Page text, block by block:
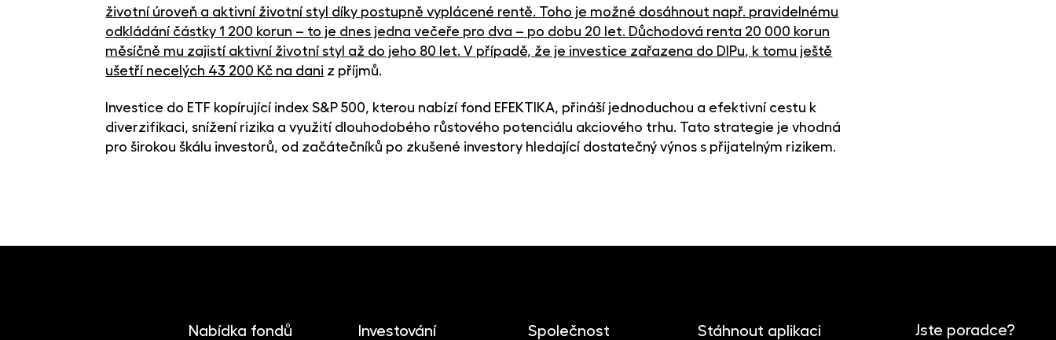
životní úroveň a aktivní životní styl díky postupně vyplácené rentě. Toho je možné dosáhnout např. pravidelnému
odkládání částky 1 200 korun – to je dnes jedna večeře pro dva – po dobu 20 let. Důchodová renta 20 000 korun
měsíčně mu zajistí aktivní životní styl až do jeho 80 let. V případě, že je investice zařazena do DIPu, k tomu ještě
ušetří necelých 43 200 Kč na dani z příjmů.
Investice do ETF kopírující index S&P 500, kterou nabízí fond EFEKTIKA, přináší jednoduchou a efektivní cestu k
diverzifikaci, snížení rizika a využití dlouhodobého růstového potenciálu akciového trhu. Tato strategie je vhodná
pro širokou škálu investorů, od začátečníků po zkušené investory hledající dostatečný výnos s přijatelným rizikem.
Nabídka fondů Investování Společnost Stáhnout aplikaci Jste poradce?